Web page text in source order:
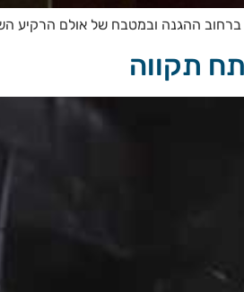
ברחוב ההגנה ובמטבח של אולם הרקיע
תקווה